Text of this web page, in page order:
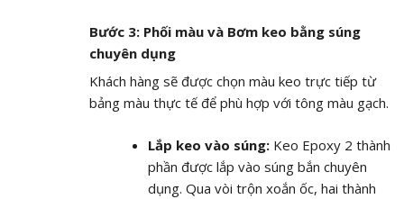
Bước 3: Phối màu và Bơm keo bằng súng
chuyên dụng
Khách hàng sẽ được chọn màu keo trực tiếp từ
bảng màu thực tế để phù hợp với tông màu gạch.
Lắp keo vào súng:Keo Epoxy 2 thành
phần được lắp vào súng bắn chuyên
dụng. Qua vòi trộn xoắn ốc, hai thành